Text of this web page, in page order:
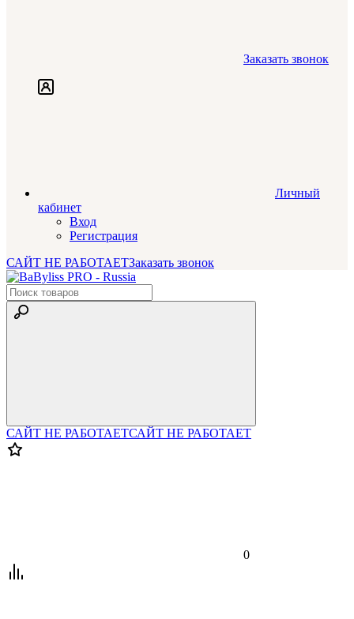
Заказать звонок
Личный
кабинет
Вход
Регистрация
САЙТ НЕ РАБОТАЕТЗаказать звонок
САЙТ НЕ РАБОТАЕТСАЙТ НЕ РАБОТАЕТ
0